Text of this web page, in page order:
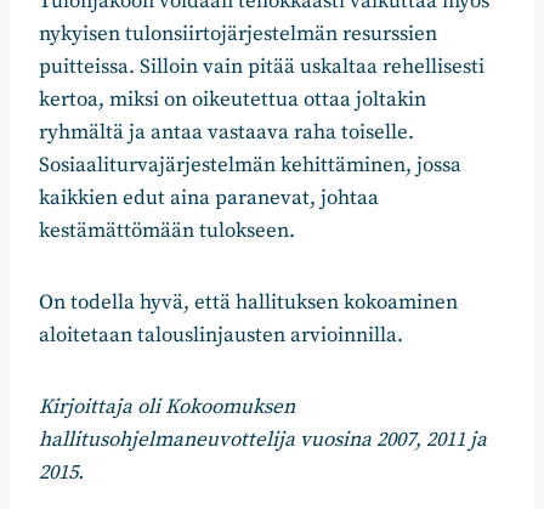
nykyisen tulonsiirtojärjestelmän resurssien
puitteissa. Silloin vain pitää uskaltaa rehellisesti
kertoa, miksi on oikeutettua ottaa joltakin
ryhmältä ja antaa vastaava raha toiselle.
Sosiaaliturvajärjestelmän kehittäminen, jossa
kaikkien edut aina paranevat, johtaa
kestämättömään tulokseen.
On todella hyvä, että hallituksen kokoaminen
aloitetaan talouslinjausten arvioinnilla.
Kirjoittaja oli Kokoomuksen
hallitusohjelmaneuvottelija vuosina 2007, 2011 ja
2015.